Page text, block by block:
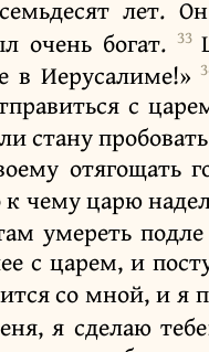
лет.
очень богат. 33
в Иерусалиме!»
с
стану
отягощать
чему царю
умереть
с царем, и
со мной, и я
я сделаю